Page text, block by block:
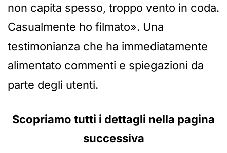
non capita spesso, troppo vento in coda.
Casualmente ho filmato». Una
testimonianza che ha immediatamente
alimentato commenti e spiegazioni da
parte degli utenti.
Scopriamo tutti i dettagli nella pagina
successiva